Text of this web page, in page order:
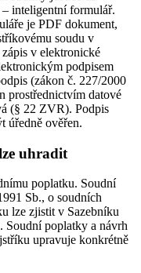
inteligentní formulář.
je PDF dokument,
soudu v
v elektronické
podpisem
(zákon č. 227/2000
prostřednictvím datové
(§ 22 ZVR). Podpis
úředně ověřen.
uhradit
poplatku. Soudní
Sb., o soudních
lze zjistit v Sazebníku
Soudní poplatky a návrh
upravuje konkrétně